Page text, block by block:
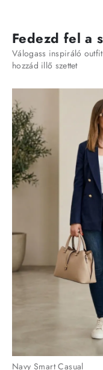
Fedezd fel a
Válogass inspiráló
hozzád illő szettet
Navy Smart Casual